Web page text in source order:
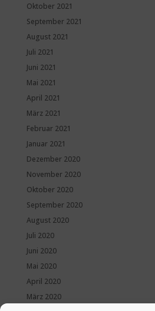
Oktober 2021
September 2021
August 2021
Juli 2021
Juni 2021
Mai 2021
April 2021
März 2021
Februar 2021
Januar 2021
Dezember 2020
November 2020
Oktober 2020
September 2020
August 2020
Juli 2020
Juni 2020
Mai 2020
April 2020
März 2020